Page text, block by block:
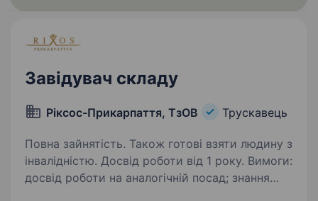
Завідувач складу
Ріксос-Прикарпаття, ТзОВ Трускавець
Повна зайнятість. Також готові взяти людину з
інвалідністю. Досвід роботи від 1 року. Вимоги:
досвід роботи на аналогічній посад; знання